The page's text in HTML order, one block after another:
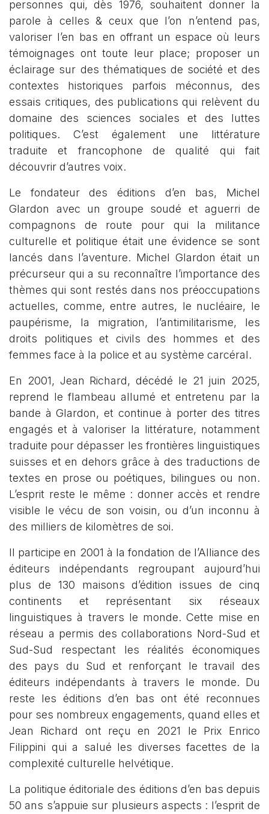
personnes qui, dès 1976, souhaitent donner la
parole à celles & ceux que l’on n’entend pas,
valoriser l’en bas en offrant un espace où leurs
témoignages ont toute leur place; proposer un
éclairage sur des thématiques de société et des
contextes historiques parfois méconnus, des
essais critiques, des publications qui relèvent du
domaine des sciences sociales et des luttes
politiques. C’est également une littérature
traduite et francophone de qualité qui fait
découvrir d’autres voix.
Le fondateur des éditions d’en bas, Michel
Glardon avec un groupe soudé et aguerri de
compagnons de route pour qui la militance
culturelle et politique était une évidence se sont
lancés dans l’aventure. Michel Glardon était un
précurseur qui a su reconnaître l’importance des
thèmes qui sont restés dans nos préoccupations
actuelles, comme, entre autres, le nucléaire, le
paupérisme, la migration, l’antimilitarisme, les
droits politiques et civils des hommes et des
femmes face à la police et au système carcéral.
En 2001, Jean Richard, décédé le 21 juin 2025,
reprend le flambeau allumé et entretenu par la
bande à Glardon, et continue à porter des titres
engagés et à valoriser la littérature, notamment
traduite pour dépasser les frontières linguistiques
suisses et en dehors grâce à des traductions de
textes en prose ou poétiques, bilingues ou non.
L’esprit reste le même : donner accès et rendre
visible le vécu de son voisin, ou d’un inconnu à
des milliers de kilomètres de soi.
Il participe en 2001 à la fondation de l’Alliance des
éditeurs indépendants regroupant aujourd’hui
plus de 130 maisons d’édition issues de cinq
continents et représentant six réseaux
linguistiques à travers le monde. Cette mise en
réseau a permis des collaborations Nord-Sud et
Sud-Sud respectant les réalités économiques
des pays du Sud et renforçant le travail des
éditeurs indépendants à travers le monde. Du
reste les éditions d’en bas ont été reconnues
pour ses nombreux engagements, quand elles et
Jean Richard ont reçu en 2021 le Prix Enrico
Filippini qui a salué les diverses facettes de la
complexité culturelle helvétique.
La politique éditoriale des éditions d’en bas depuis
50 ans s’appuie sur plusieurs aspects : l’esprit de